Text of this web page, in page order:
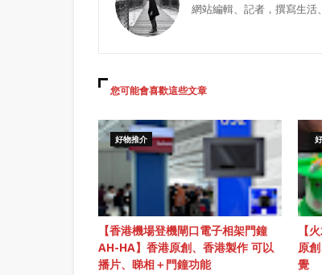
網站編輯、記者，撰寫生
您可能會喜歡這些文章
好物推介
【香港機場登機閘口電子相架門鐘
AH-HA】香港原創、香港製作 可以
播片、睇相＋門鐘功能
【
原
覺